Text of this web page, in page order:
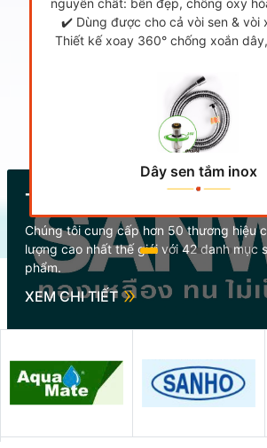
nguyên chất: bền đẹp, chống oxy
✔️ Dùng được cho cả vòi sen & vòi
Thiết kế xoay 360° chống xoắn
Dây sen tắm inox
Thương hiệu nổi bật
Chúng tôi cung cấp hơn 50 thương hiệu
lượng cao nhất thế giới với 42 danh mục
phẩm.
XEM CHI TIẾT